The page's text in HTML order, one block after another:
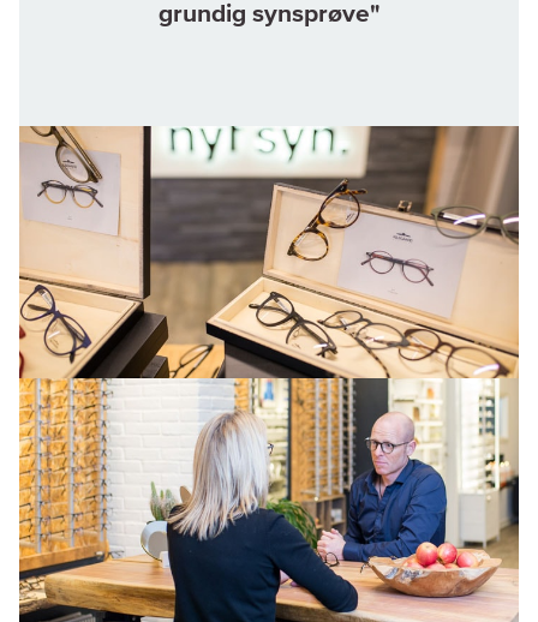
grundig synsprøve"